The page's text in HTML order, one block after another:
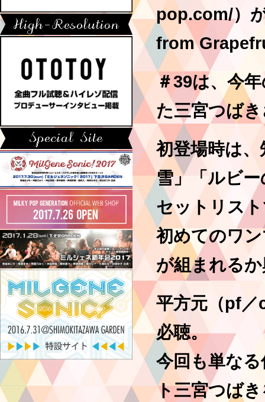
pop.com/）
from
＃39は、今
た三宮つば
初登場時は
雪」「ルビ
セットリス
初めてのワ
が組まれる
平方元（pf
必聴。
今回も単な
ト三宮つば